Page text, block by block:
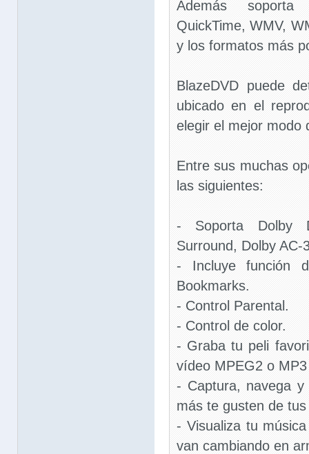
Además
QuickTime, WMV,
y los formatos más
BlazeDVD puede
ubicado en el
elegir el mejor modo
Entre sus muchas
las siguientes:
- Soporta Dolby
Surround, Dolby
- Incluye función
Bookmarks.
- Control Parental.
- Control de color.
- Graba tu peli
vídeo MPEG2 o
- Captura, navega
más te gusten de
- Visualiza tu
van cambiando en